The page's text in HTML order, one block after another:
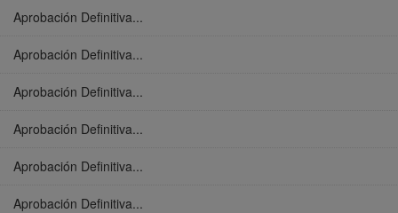
Aprobación Definitiva...
Aprobación Definitiva...
Aprobación Definitiva...
Aprobación Definitiva...
Aprobación Definitiva...
Aprobación Definitiva...